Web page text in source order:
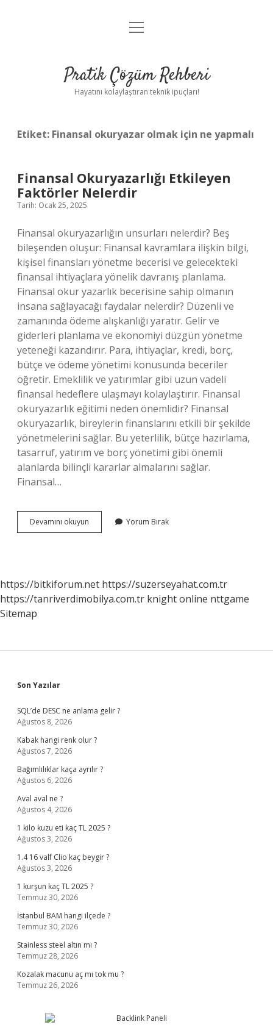
Anasayfa
Yasal Uyarı
menüyü
Pratik Çözüm Rehberi
Hayatını kolaylaştıran teknik ipuçları!
Etiket: Finansal okuryazar olmak için ne yapmalı
Finansal Okuryazarlığı Etkileyen
Faktörler Nelerdir
Tarih: Ocak 25, 2025
Finansal okuryazarlığın unsurları nelerdir? Beş
bileşenden oluşur: Finansal kavramlara ilişkin bilgi,
kişisel finansları yönetme becerisi ve gelecekteki
finansal ihtiyaçlara yönelik davranış planlama.
Finansal okur yazarlık becerisine sahip olmanın
insana sağlayacağı faydalar nelerdir? Düzenli ve
zamanında ödeme alışkanlığı yaratır. Gelir ve
giderleri planlama ve ekonomiyi düzgün yönetme
yeteneği kazandırır. Para, ihtiyaçlar, kredi, borç,
bütçe ve ödeme yönetimi konusunda beceriler
öğretir. Emeklilik ve yatırımlar gibi uzun vadeli
finansal hedeflere ulaşmayı kolaylaştırır. Finansal
okuryazarlık eğitimi neden önemlidir? Finansal
okuryazarlık, bireylerin finanslarını etkili bir şekilde
yönetmelerini sağlar. Bu yeterlilik, bütçe hazırlama,
tasarruf, yatırım ve borç yönetimi gibi önemli
alanlarda bilinçli kararlar almalarını sağlar.
Finansal…
Devamını okuyun Finansal
Okuryazarlığı
Yorum Bırak
https://bitkiforum.net https://suzerseyahat.com.tr
https://tanriverdimobilya.com.tr knight online nttgame
Sitemap
Sidebar
Son Yazılar
SQL’de DESC ne anlama gelir ?
Ağustos 8, 2026
Kabak hangi renk olur ?
Ağustos 7, 2026
Bağımlılıklar kaça ayrılır ?
Ağustos 6, 2026
Aval aval ne ?
Ağustos 4, 2026
1 kilo kuzu eti kaç TL 2025 ?
Ağustos 3, 2026
1.4 16 valf Clio kaç beygir ?
Ağustos 3, 2026
1 kurşun kaç TL 2025 ?
Temmuz 30, 2026
İstanbul BAM hangi ilçede ?
Temmuz 30, 2026
Stainless steel altın mı ?
Temmuz 28, 2026
Kozalak macunu aç mı tok mu ?
Temmuz 26, 2026